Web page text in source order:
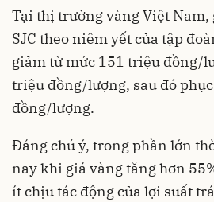
Tại thị trường vàng Việt
SJC theo niêm yết của tập
giảm từ mức 151 triệu đồng/
triệu đồng/lượng, sau đó
đồng/lượng.
Đáng chú ý, trong phần lớn
nay khi giá vàng tăng hơn
ít chịu tác động của lợi suất